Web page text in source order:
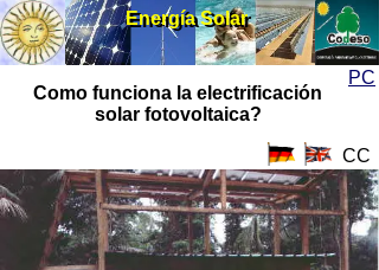
Como funciona la electrificación
solar fotovoltaica?
Energía Solar
Energía Solar
PC
CC